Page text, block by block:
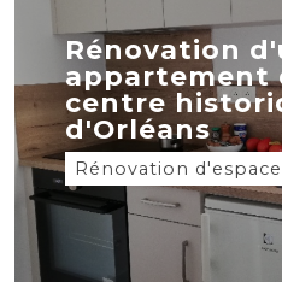
Rénovation
appartement
centre
d'Orléans
Rénovation